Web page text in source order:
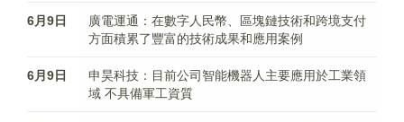
6月9日
廣電運通：在數字人民幣、區塊鏈技術和跨境支付
方面積累了豐富的技術成果和應用案例
6月9日
申昊科技：目前公司智能機器人主要應用於工業領
域 不具備軍工資質